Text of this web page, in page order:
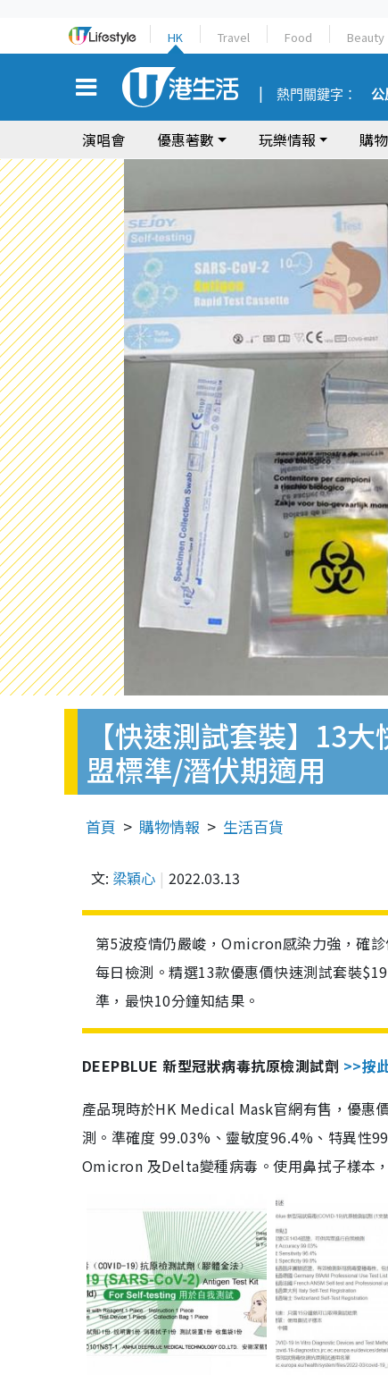
HK Travel Food Beauty
熱門關鍵字： 公
演唱會 優惠著數 玩樂情報 購
【快速測試套裝】13
盟標準/潛伏期適用
首頁 購物情報 生活百貨
文: 梁穎心 2022.03.13
第5波疫情仍嚴峻，Omicron感染力強，確
每日檢測。精選13款優惠價快速測試套裝
準，最快10分鐘知結果。
DEEPBLUE 新型冠狀病毒抗原檢測試劑 >>按
產品現時於HK Medical Mask官網有售，優惠
測。準確度 99.03%、靈敏度96.4%、特異性
Omicron 及Delta變種病毒。使用鼻拭子樣本